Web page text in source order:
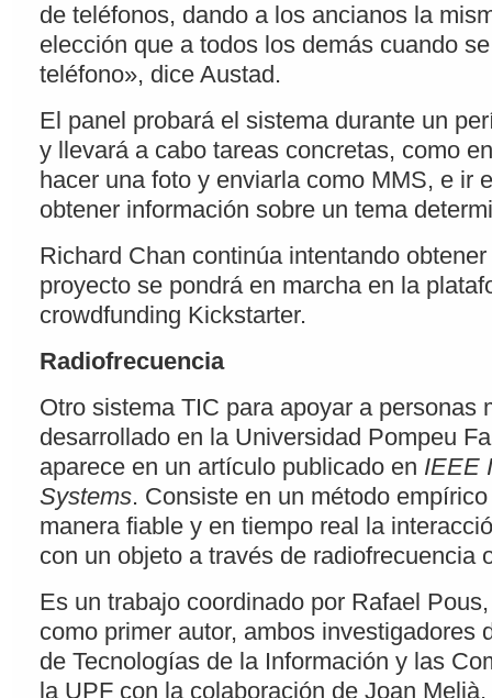
de teléfonos, dando a los ancianos la
elección que a todos los demás cuando
teléfono», dice Austad.
El panel probará el sistema durante un
y llevará a cabo tareas concretas, como
hacer una foto y enviarla como MMS, e ir
obtener información sobre un tema
Richard Chan continúa intentando
proyecto se pondrá en marcha en la
crowdfunding Kickstarter.
Radiofrecuencia
Otro sistema TIC para apoyar a personas
desarrollado en la Universidad Pompeu
aparece en un artículo publicado en IEEE
Systems. Consiste en un método
manera fiable y en tiempo real la
con un objeto a través de radiofrecuencia
Es un trabajo coordinado por Rafael
como primer autor, ambos investigadores
de Tecnologías de la Información y las
la UPF con la colaboración de Joan